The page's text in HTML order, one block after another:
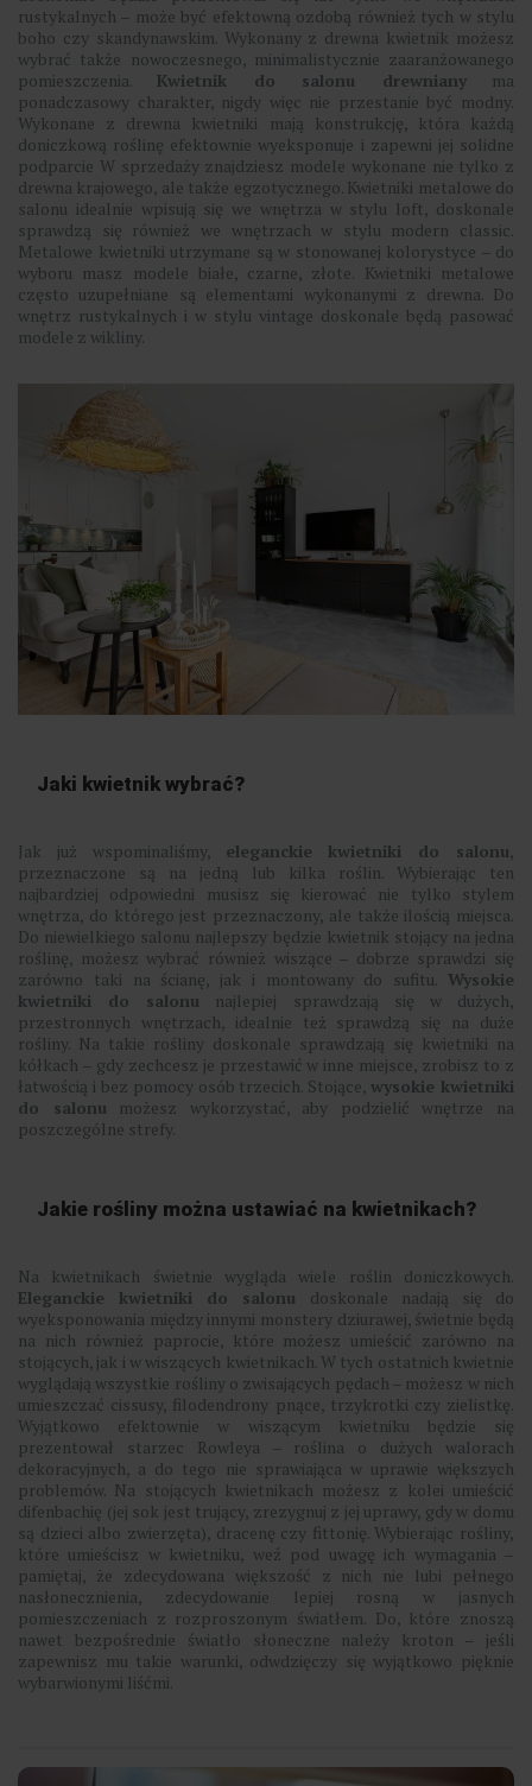
rustykalnych – może być efektowną ozdobą również tych w stylu
boho czy skandynawskim. Wykonany z drewna kwietnik możesz
wybrać także nowoczesnego, minimalistycznie zaaranżowanego
pomieszczenia.Kwietnik do salonu drewnianyma
ponadczasowy charakter, nigdy więc nie przestanie być modny.
Wykonane z drewna kwietniki mają konstrukcję, która każdą
doniczkową roślinę efektownie wyeksponuje i zapewni jej solidne
podparcie W sprzedaży znajdziesz modele wykonane nie tylko z
drewna krajowego, ale także egzotycznego. Kwietniki metalowe do
salonu idealnie wpisują się we wnętrza w stylu loft, doskonale
sprawdzą się również we wnętrzach w stylu modern classic.
Metalowe kwietniki utrzymane są w stonowanej kolorystyce – do
wyboru masz modele białe, czarne, złote. Kwietniki metalowe
często uzupełniane są elementami wykonanymi z drewna. Do
wnętrz rustykalnych i w stylu vintage doskonale będą pasować
modele z wikliny.
Jaki kwietnik wybrać?
Jak już wspominaliśmy, eleganckie kwietniki do salonu,
przeznaczone są na jedną lub kilka roślin. Wybierając ten
najbardziej odpowiedni musisz się kierować nie tylko stylem
wnętrza, do którego jest przeznaczony, ale także ilością miejsca.
Do niewielkiego salonu najlepszy będzie kwietnik stojący na jedna
roślinę, możesz wybrać również wiszące – dobrze sprawdzi się
zarówno taki na ścianę, jak i montowany do sufitu. Wysokie
kwietniki do salonu najlepiej sprawdzają się w dużych,
przestronnych wnętrzach, idealnie też sprawdzą się na duże
rośliny. Na takie rośliny doskonale sprawdzają się kwietniki na
kółkach – gdy zechcesz je przestawić w inne miejsce, zrobisz to z
łatwością i bez pomocy osób trzecich. Stojące,wysokie kwietniki
do salonu możesz wykorzystać, aby podzielić wnętrze na
poszczególne strefy.
Jakie rośliny można ustawiać na kwietnikach?
Na kwietnikach świetnie wygląda wiele roślin doniczkowych.
Eleganckie kwietniki do salonu doskonale nadają się do
wyeksponowania między innymi monstery dziurawej, świetnie będą
na nich również paprocie, które możesz umieścić zarówno na
stojących, jak i w wiszących kwietnikach. W tych ostatnich kwietnie
wyglądają wszystkie rośliny o zwisających pędach – możesz w nich
umieszczać cissusy, filodendrony pnące, trzykrotki czy zielistkę.
Wyjątkowo efektownie w wiszącym kwietniku będzie się
prezentował starzec Rowleya – roślina o dużych walorach
dekoracyjnych, a do tego nie sprawiająca w uprawie większych
problemów. Na stojących kwietnikach możesz z kolei umieścić
difenbachię (jej sok jest trujący, zrezygnuj z jej uprawy, gdy w domu
są dzieci albo zwierzęta), dracenę czy fittonię. Wybierając rośliny,
które umieścisz w kwietniku, weź pod uwagę ich wymagania –
pamiętaj, że zdecydowana większość z nich nie lubi pełnego
nasłonecznienia, zdecydowanie lepiej rosną w jasnych
pomieszczeniach z rozproszonym światłem. Do, które znoszą
nawet bezpośrednie światło słoneczne należy kroton – jeśli
zapewnisz mu takie warunki, odwdzięczy się wyjątkowo pięknie
wybarwionymi liśćmi.